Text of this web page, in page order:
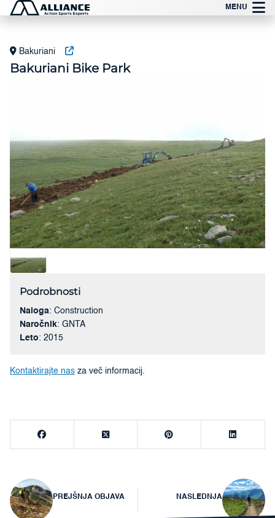
Preskoči
MENU
Bakuriani
Bakuriani Bike Park
Podrobnosti
Naloga: Construction
Naročnik: GNTA
Leto: 2015
Kontaktirajte nas za več informacij.
Navigacija
prispevka
PREJŠNJA OBJAVA NASLEDNJA